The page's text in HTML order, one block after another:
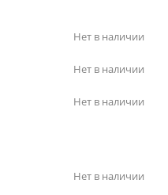
Нет в наличии
Нет в наличии
Нет в наличии
Нет в наличии